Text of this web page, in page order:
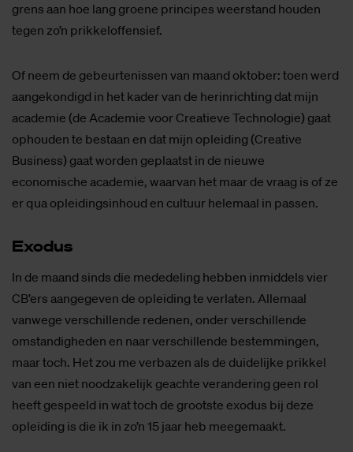
grens aan hoe lang groene principes weerstand houden
tegen zo’n prikkeloffensief.
Of neem de gebeurtenissen van maand oktober: toen werd
aangekondigd in het kader van de herinrichting dat mijn
academie (de Academie voor Creatieve Technologie) gaat
ophouden te bestaan en dat mijn opleiding (Creative
Business) gaat worden geplaatst in de nieuwe
economische academie, waarvan het maar de vraag is of ze
er qua opleidingsinhoud en cultuur helemaal in passen.
Exo­dus
In de maand sinds die mededeling hebben inmiddels vier
CB’ers aangegeven de opleiding te verlaten. Allemaal
vanwege verschillende redenen, onder verschillende
omstandigheden en naar verschillende bestemmingen,
maar toch. Het zou me verbazen als de duidelijke prikkel
van een niet noodzakelijk geachte verandering geen rol
heeft gespeeld in wat toch de grootste exodus bij deze
opleiding is die ik in zo’n 15 jaar heb meegemaakt.